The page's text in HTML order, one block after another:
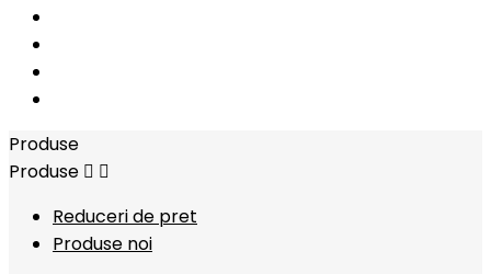
Produse
Produse  
Reduceri de pret
Produse noi